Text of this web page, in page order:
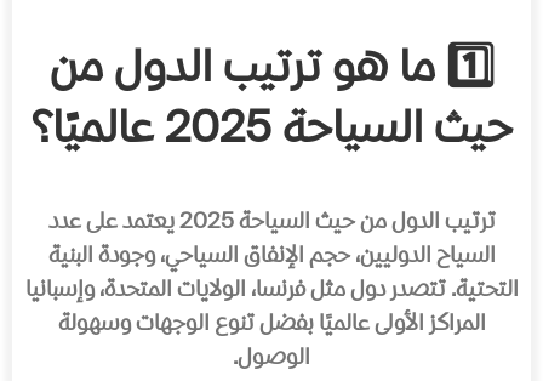
1️⃣ ما هو ترتيب الدول من
حيث السياحة 2025 عالميًا؟
ترتيب الدول من حيث السياحة 2025 يعتمد على عدد
السياح الدوليين، حجم الإنفاق السياحي، وجودة البنية
التحتية. تتصدر دول مثل فرنسا، الولايات المتحدة، وإسبانيا
المراكز الأولى عالميًا بفضل تنوع الوجهات وسهولة
الوصول.